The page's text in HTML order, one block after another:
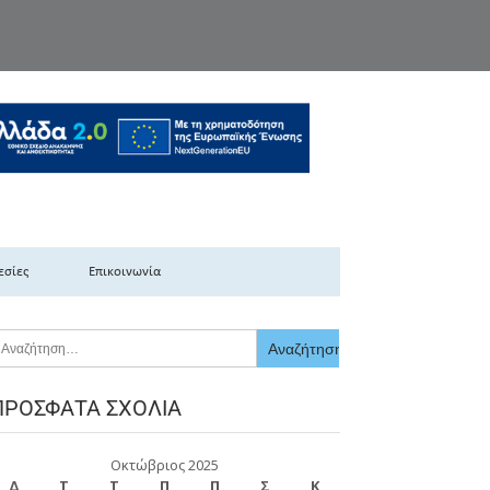
Ελλάδας
Επικοινωνία
ΣΧΌΛΙΑ
Οκτώβριος 2025
Δ
Τ Τ Π Π Σ Κ